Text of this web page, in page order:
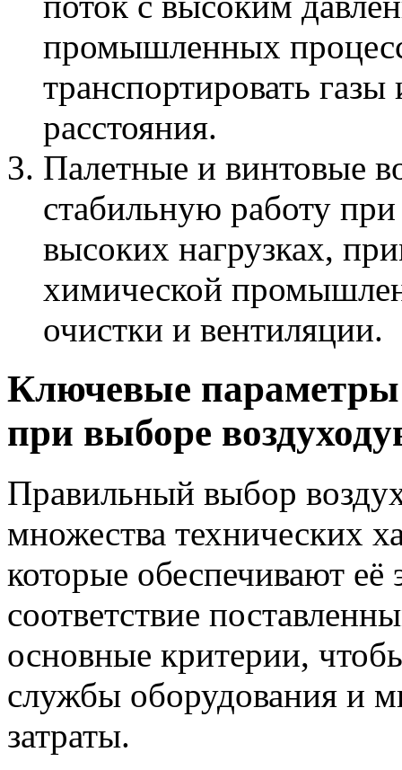
промышленных
транспортировать
расстояния.
Палетные и винтовые
стабильную работу
высоких нагрузках,
химической
очистки и вентиляции.
Ключевые параметры
при выборе
Правильный выбор
множества технических
которые обеспечивают
соответствие
основные критерии,
службы оборудования и
затраты.